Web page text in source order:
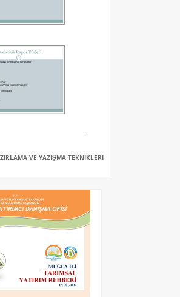
VE YAZIŞMA TEKNIKLERI